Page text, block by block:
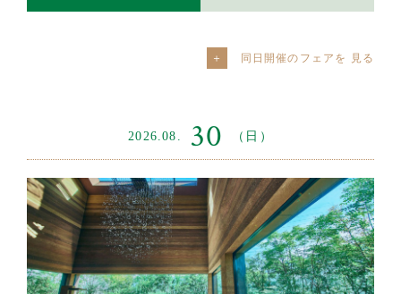
同日開催のフェアを
2026.08. 30 （日）